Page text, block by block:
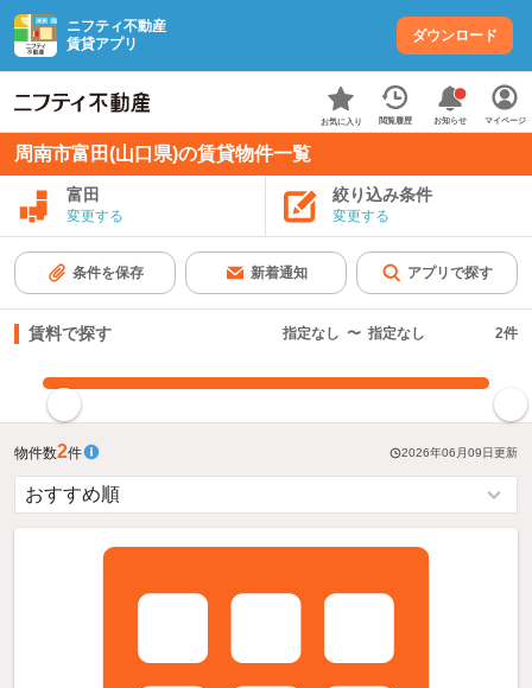
ニフティ不動産
賃貸アプリ
ダウンロード
お気に入り 閲覧履歴 お知らせ マイページ
周南市富田(山口県)の賃貸物件一覧
富田
変更する
絞り込み条件
変更する
条件を保存 新着通知 アプリで探す
賃料で探す 指定なし 〜 指定なし 2件
物件数2件 2026年06月09日更新